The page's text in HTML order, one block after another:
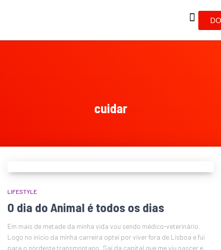
cuidar
LIFESTYLE
O dia do Animal é todos os dias
Em mais de metade da minha vida vou sendo médico-veterinário.
Logo no início da minha carreira optei por viver fora de Lisboa e fui
para o nordeste transmontano. Saí da capital que me viu nascer e